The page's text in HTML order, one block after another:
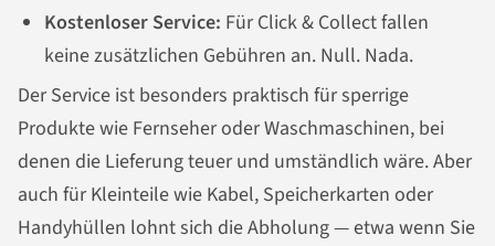
Kostenloser Service: Für Click & Collect fallen
keine zusätzlichen Gebühren an. Null. Nada.
Der Service ist besonders praktisch für sperrige
Produkte wie Fernseher oder Waschmaschinen, bei
denen die Lieferung teuer und umständlich wäre. Aber
auch für Kleinteile wie Kabel, Speicherkarten oder
Handyhüllen lohnt sich die Abholung — etwa wenn Sie